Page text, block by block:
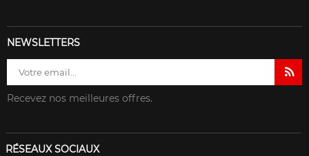
NEWSLETTERS
Recevez nos meilleures offres.
RÉSEAUX SOCIAUX